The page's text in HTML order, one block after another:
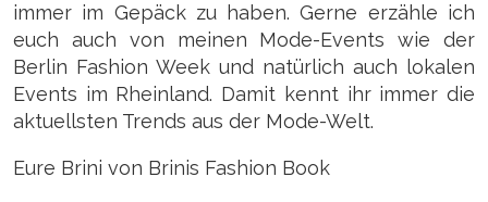
immer im Gepäck zu haben. Gerne erzähle ich
euch auch von meinen Mode-Events wie der
Berlin Fashion Week und natürlich auch lokalen
Events im Rheinland. Damit kennt ihr immer die
aktuellsten Trends aus der Mode-Welt.
Eure Brini von Brinis Fashion Book